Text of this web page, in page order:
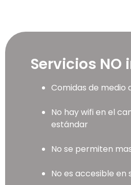
Servicios NO
Comidas de medio
No hay wifi en el
estándar
No se permiten
No es accesible en